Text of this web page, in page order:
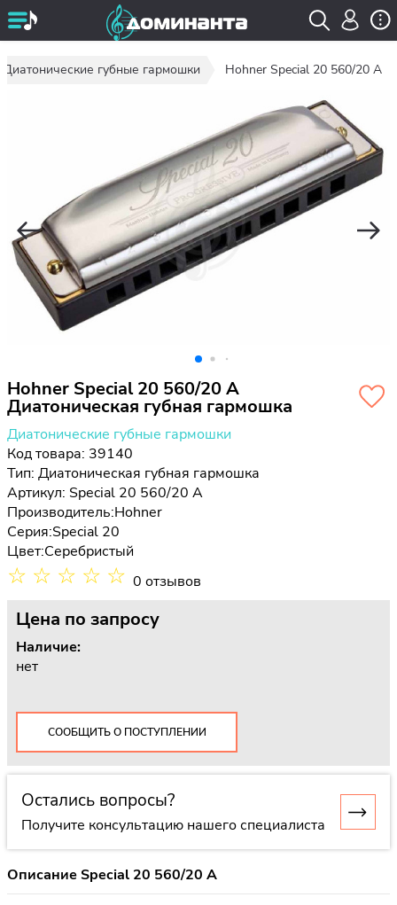
Диатонические губные гармошки Hohner Special 20 560/20 A
Hohner Special 20 560/20 A
Диатоническая губная гармошка
Диатонические губные гармошки
Код товара: 39140
Тип: Диатоническая губная гармошка
Артикул: Special 20 560/20 A
Производитель:Hohner
Серия:Special 20
Цвет:Серебристый
☆ ☆ ☆ ☆ ☆ 0 отзывов
Цена по запросу
Наличие:
нет
СООБЩИТЬ О ПОСТУПЛЕНИИ
Остались вопросы?
Получите консультацию нашего специалиста
Описание Special 20 560/20 A